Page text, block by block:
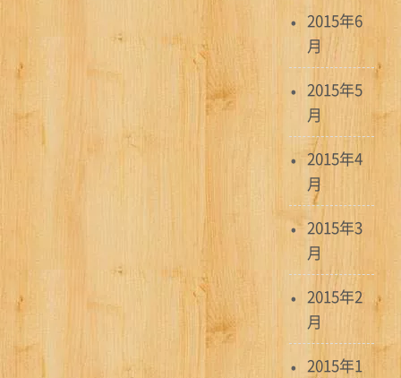
2015年6
月
2015年5
月
2015年4
月
2015年3
月
2015年2
月
2015年1